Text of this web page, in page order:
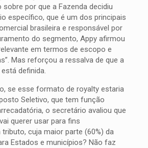
por que a Fazenda decidiu
específico, que é um dos principais
brasileira e responsável por
do segmento, Appy afirmou
em termos de escopo e
Mas reforçou a ressalva de que a
definida.
se esse formato de royalty estaria
Seletivo, que tem função
o secretário avaliou que
querer usar para fins
cuja maior parte (60%) da
Estados e municípios? Não faz